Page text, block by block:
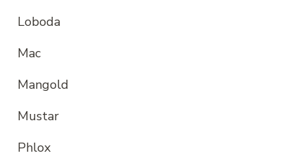
Loboda
Mac
Mangold
Mustar
Phlox